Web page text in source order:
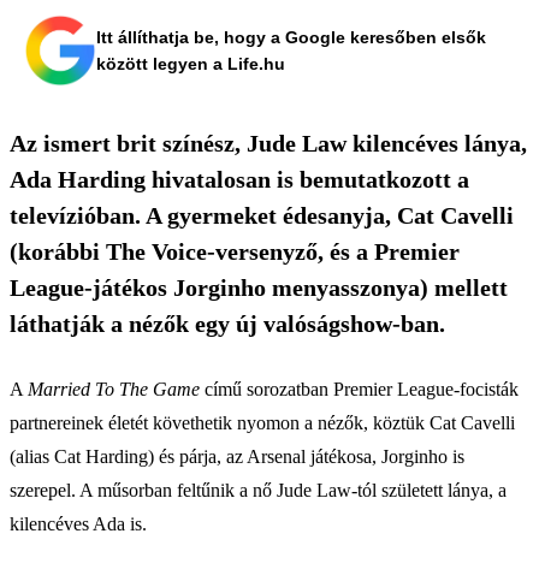
Itt állíthatja be, hogy a Google keresőben elsők
között legyen a Life.hu
Az ismert brit színész, Jude Law kilencéves lánya,
Ada Harding hivatalosan is bemutatkozott a
televízióban. A gyermeket édesanyja, Cat Cavelli
(korábbi The Voice-versenyző, és a Premier
League-játékos Jorginho menyasszonya) mellett
láthatják a nézők egy új valóságshow-ban.
A Married To The Game című sorozatban Premier League-focisták
partnereinek életét követhetik nyomon a nézők, köztük Cat Cavelli
(alias Cat Harding) és párja, az Arsenal játékosa, Jorginho is
szerepel. A műsorban feltűnik a nő Jude Law-tól született lánya, a
kilencéves Ada is.